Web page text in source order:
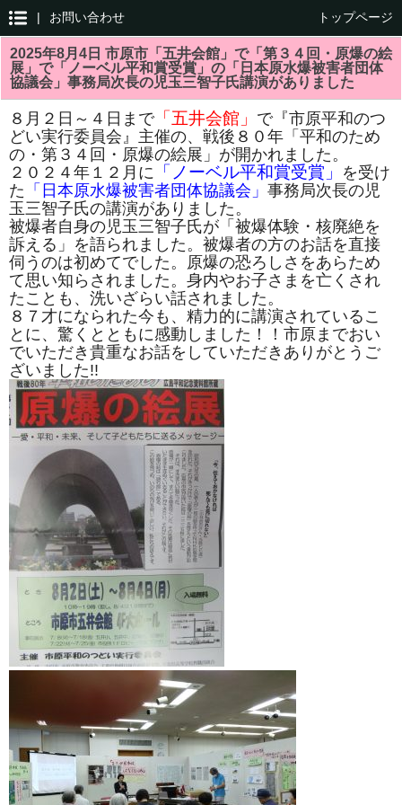
| お問い合わせ トップページ
2025年8月4日 市原市「五井会館」で「第３４回・原爆の絵
展」で「ノーベル平和賞受賞」の「日本原水爆被害者団体
協議会」事務局次長の児玉三智子氏講演がありました
８月２日～４日まで「五井会館」 で『市原平和のつ
どい実行委員会』主催の、戦後８０年「平和のため
の・第３４回・原爆の絵展」が開かれました。
２０２４年１２月に 「ノーベル平和賞受賞」
を受け
た 「日本原水爆被害者団体協議会」 事務局次長の児
玉三智子氏の講演がありました。
被爆者自身の児玉三智子氏が「被爆体験・核廃絶を
訴える」を語られました。被爆者の方のお話を直接
伺うのは初めてでした。原爆の恐ろしさをあらため
て思い知らされました。身内やお子さまを亡くされ
たことも、洗いざらい話されました。
８７才になられた今も、精力的に講演されているこ
とに、驚くとともに感動しました！！市原までおい
でいただき貴重なお話をしていただきありがとうご
ざいました!!